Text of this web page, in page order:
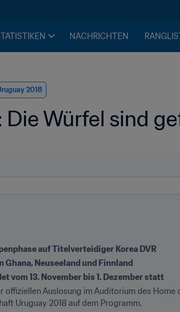
NACHRICHTEN
2018
Die Würfel sind
auf Titelverteidiger Korea DVR
Ghana, Neuseeland und Finnland
vom 13. November bis 1. Dezember statt
Auslosung im Auditorium des Home
Uruguay 2018 auf dem Programm.